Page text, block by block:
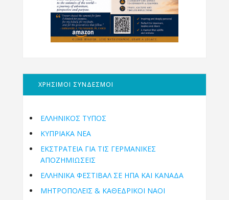
ΧΡΗΣΙΜΟΙ ΣΥΝΔΕΣΜΟΙ
ΕΛΛΗΝΙΚΟΣ ΤΥΠΟΣ
ΚΥΠΡΙΑΚΑ ΝΕΑ
ΕΚΣΤΡΑΤΕΙΑ ΓΙΑ ΤΙΣ ΓΕΡΜΑΝΙΚΕΣ
ΑΠΟΖΗΜΙΩΣΕΙΣ
ΕΛΛΗΝΙΚΆ ΦΕΣΤΙΒΆΛ ΣΕ ΗΠΑ ΚΑΙ ΚΑΝΑΔΑ
ΜΗΤΡΟΠΌΛΕΙΣ & ΚΑΘΕΔΡΙΚΟΊ ΝΑΟΊ